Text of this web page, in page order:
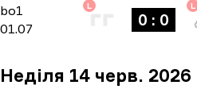
bo1 Group Stage
bo1
01.07
L
0 : 0
L
Неділя 14 черв. 2026